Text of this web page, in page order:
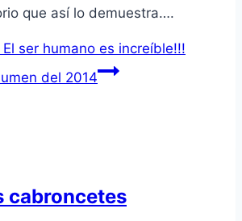
que así lo demuestra….
El ser humano es increíble!!!
del 2014
cabroncetes